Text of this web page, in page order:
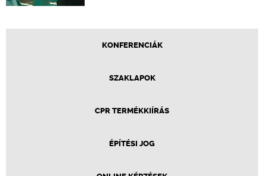
KONFERENCIÁK
SZAKLAPOK
CPR TERMÉKKIÍRÁS
ÉPÍTÉSI JOG